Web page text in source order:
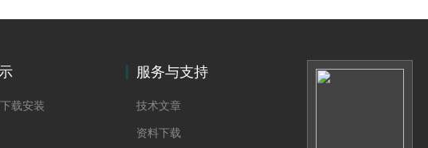
载安装
服务与支持
技术文章
资料下载